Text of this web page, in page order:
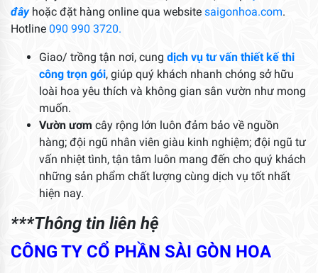
đâyhoặc đặt hàng online qua website saigonhoa.com.
Hotline 090 990 3720.
Giao/ trồng tận nơi, cung dịch vụ tư vấn thiết kế thi
công trọn gói, giúp quý khách nhanh chóng sở hữu
loài hoa yêu thích và không gian sân vườn như mong
muốn.
Vườn ươm cây rộng lớn luôn đảm bảo về nguồn
hàng; đội ngũ nhân viên giàu kinh nghiệm; đội ngũ tư
vấn nhiệt tình, tận tâm luôn mang đến cho quý khách
những sản phẩm chất lượng cùng dịch vụ tốt nhất
hiện nay.
***Thông tin liên hệ
CÔNG TY CỔ PHẦN SÀI GÒN HOA